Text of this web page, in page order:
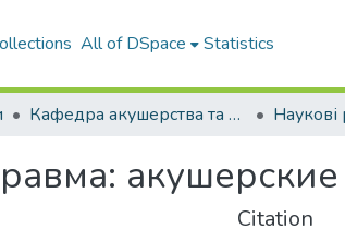
All of DSpace Statistics
Кафедра акушерства та гінекології № 1
Citation